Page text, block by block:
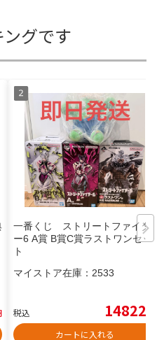
グです
一番くじ ストリートファイタ
ー6 A賞 B賞C賞ラストワンセッ
ト
マイストア在庫： 2533
税込 14822
カートに入れる